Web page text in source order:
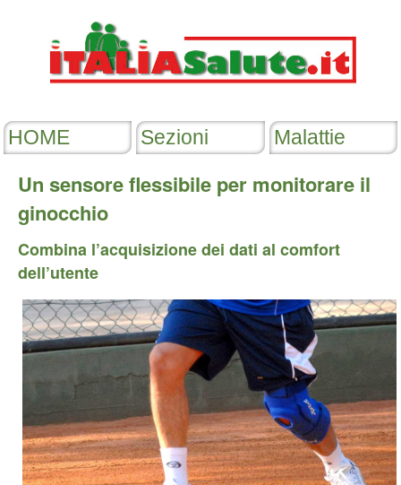
Un sensore flessibile per monitorare il
ginocchio
Combina l’acquisizione dei dati al comfort
dell’utente